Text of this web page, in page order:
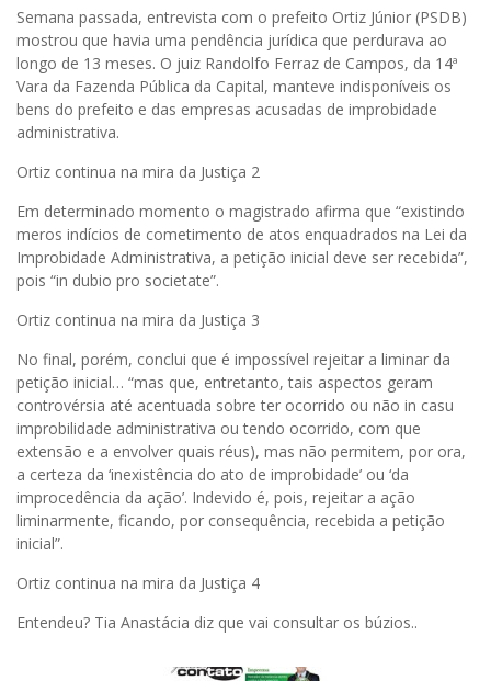
Semana passada, entrevista com o prefeito Ortiz Júnior (PSDB)
mostrou que havia uma pendência jurídica que perdurava ao
longo de 13 meses. O juiz Randolfo Ferraz de Campos, da 14ª
Vara da Fazenda Pública da Capital, manteve indisponíveis os
bens do prefeito e das empresas acusadas de improbidade
administrativa.
Ortiz continua na mira da Justiça 2
Em determinado momento o magistrado afirma que “existindo
meros indícios de cometimento de atos enquadrados na Lei da
Improbidade Administrativa, a petição inicial deve ser recebida”,
pois “in dubio pro societate”.
Ortiz continua na mira da Justiça 3
No final, porém, conclui que é impossível rejeitar a liminar da
petição inicial… “mas que, entretanto, tais aspectos geram
controvérsia até acentuada sobre ter ocorrido ou não in casu
improbilidade administrativa ou tendo ocorrido, com que
extensão e a envolver quais réus), mas não permitem, por ora,
a certeza da ‘inexistência do ato de improbidade’ ou ‘da
improcedência da ação’. Indevido é, pois, rejeitar a ação
liminarmente, ficando, por consequência, recebida a petição
inicial”.
Ortiz continua na mira da Justiça 4
Entendeu? Tia Anastácia diz que vai consultar os búzios..